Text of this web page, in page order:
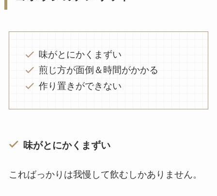
味がとにかくまずい
煎じ方が面倒＆時間がかかる
作り置きができない
味がとにかくまずい
こればっかりは我慢して飲むしかありません。